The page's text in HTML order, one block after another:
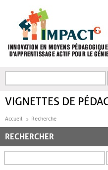
FORMULAIRE DE
VIGNETTES DE
Accueil Recherche
RECHERCHER